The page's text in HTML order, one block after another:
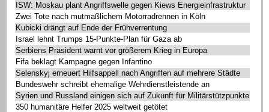
ISW: Moskau plant Angriffswelle gegen Kiews Energieinfrastruktur
Zwei Tote nach mutmaßlichem Motorradrennen in Köln
Kubicki drängt auf Ende der Frühverrentung
Israel lehnt Trumps 15-Punkte-Plan für Gaza ab
Serbiens Präsident warnt vor größerem Krieg in Europa
Fifa beklagt Kampagne gegen Infantino
Selenskyj erneuert Hilfsappell nach Angriffen auf mehrere Städte
Bundeswehr schreibt ehemalige Wehrdienstleistende an
Syrien und Russland einigen sich auf Zukunft für Militärstützpunkte
350 humanitäre Helfer 2025 weltweit getötet